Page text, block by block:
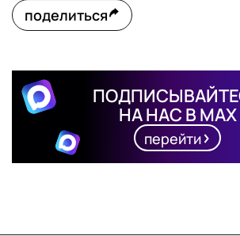
поделиться
НА НАС В MAX
перейти